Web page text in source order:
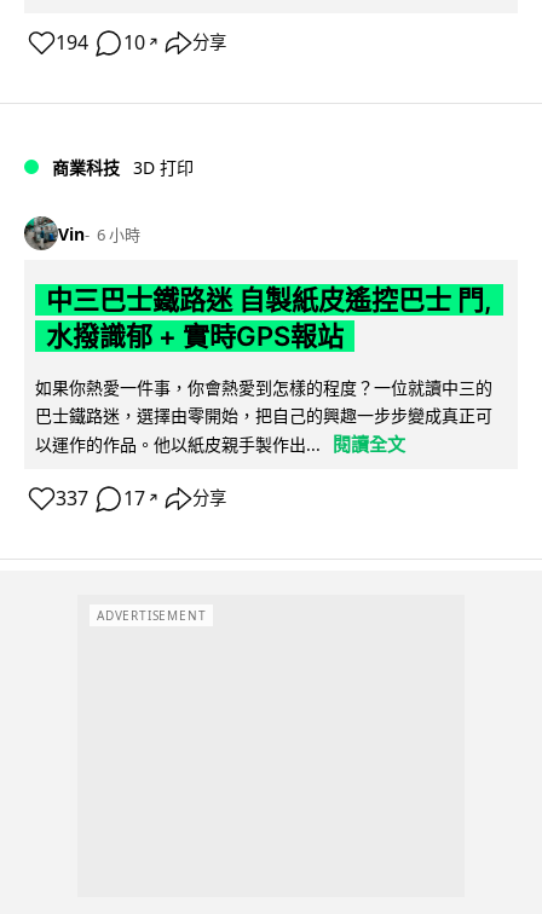
194 10 ↗ 分享
商業科技 3D 打印
Vin 6 小時
中三巴士鐵路迷 自製紙皮遙控巴士 門,
水撥識郁 + 實時GPS報站
如果你熱愛一件事，你會熱愛到怎樣的程度？一位就讀中三的
巴士鐵路迷，選擇由零開始，把自己的興趣一步步變成真正可
以運作的作品。他以紙皮親手製作出...
閱讀全文
337 17 ↗ 分享
ADVERTISEMENT